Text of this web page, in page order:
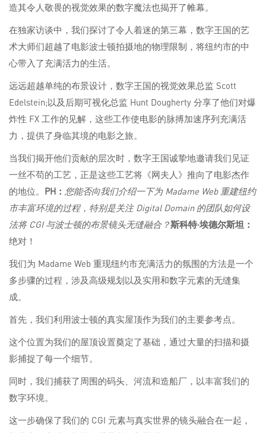
造其令人敬畏的视觉效果的数字魔法也揭开了帷幕。
在独家访谈中，我们探讨了令人着迷的第三幕，数字王国的艺
术大师们超越了电影波士顿拍摄地的物理限制，将纽约市的中
心带入了充满活力的生活。
远远超越单纯的布景设计，数字王国的视觉效果总监 Scott
Edelstein;以及后期可视化总监 Hunt Dougherty 分享了他们对爆
炸性 FX 工作的见解，这些工作使电影的脉搏加速序列充满活
力，提供了身临其境的电影之旅。
当我们揭开他们贡献的层次时，数字王国诚挚地邀请我们见证
一丝不苟的工艺，正是这些工艺将《网夫人》推向了电影杰作
的地位。 PH： 您能否向我们介绍一下为 Madame Web 重建纽约
市丰富环境的过程，特别是关注 Digital Domain 的团队如何设
法将 CGI 与波士顿的布景镜头无缝融合？斯科特·埃德尔斯坦：
绝对！
我们为 Madame Web 重现纽约市充满活力的氛围的方法是一个
多步骤的过程，涉及高级规划以及实用和数字元素的无缝集
成。
首先，我们利用波士顿的真实屋顶作为我们的主要参考点。
这个位置为我们的屋顶设置奠定了基础，通过大量的扫描和摄
影捕捉了每一个细节。
同时，我们捕获了周围的码头、河流和造船厂，以丰富我们的
数字环境。
这一步确保了我们的 CGI 元素与真实世界的镜头融合在一起，